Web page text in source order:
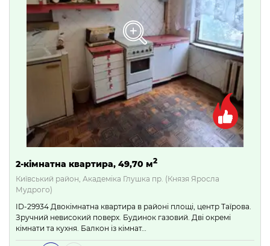
2-кімнатна квартира, 49,70 м2
Київський район, Академіка Глушка пр. (Князя Яросла
Мудрого)
ID-29934 Двокімнатна квартира в районі площі, центр Таїрова.
Зручний невисокий поверх. Будинок газовий. Дві окремі
кімнати та кухня. Балкон із кімнат…